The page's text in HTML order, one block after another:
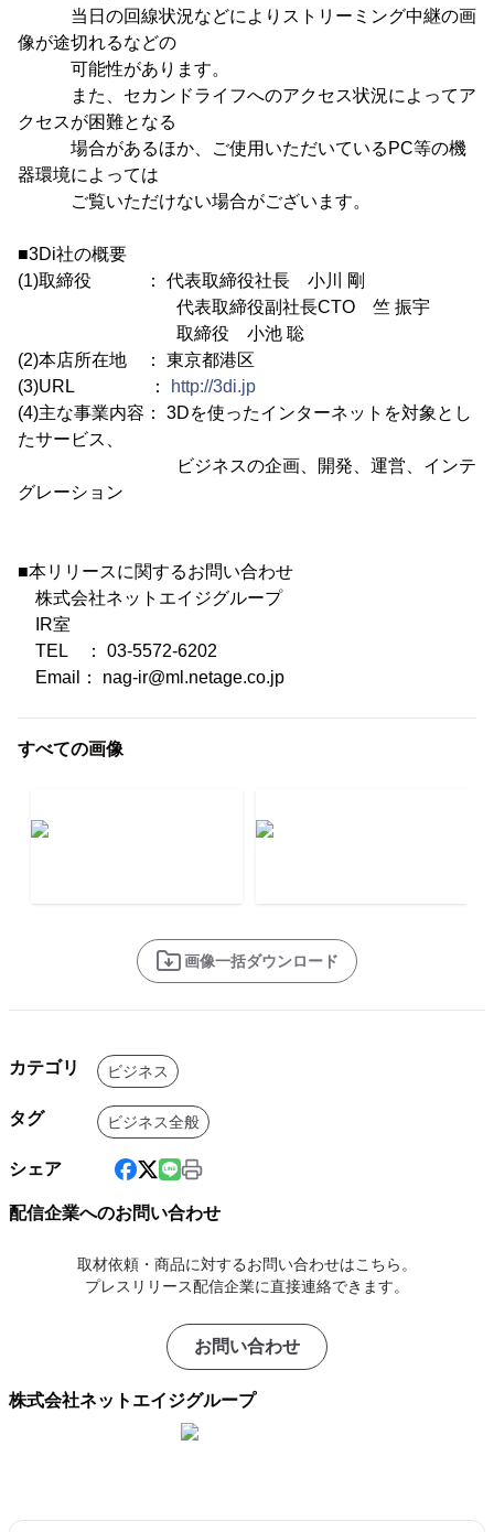
当日の回線状況などによりストリーミング中継の画
像が途切れるなどの
可能性があります。
また、セカンドライフへのアクセス状況によってア
クセスが困難となる
場合があるほか、ご使用いただいているPC等の機
器環境によっては
ご覧いただけない場合がございます。
■3Di社の概要
(1)取締役 ： 代表取締役社長 小川 剛
代表取締役副社長CTO 竺 振宇
取締役 小池 聡
(2)本店所在地 ： 東京都港区
(3)URL ：
http://3di.jp
(4)主な事業内容： 3Dを使ったインターネットを対象とし
たサービス、
ビジネスの企画、開発、運営、インテ
グレーション
■本リリースに関するお問い合わせ
株式会社ネットエイジグループ
IR室
TEL ： 03-5572-6202
Email： nag-ir@ml.netage.co.jp
すべての画像
画像一括ダウンロード
カテゴリ ビジネス
タグ ビジネス全般
シェア
配信企業へのお問い合わせ
取材依頼・商品に対するお問い合わせはこちら。
プレスリリース配信企業に直接連絡できます。
お問い合わせ
株式会社ネットエイジグループ